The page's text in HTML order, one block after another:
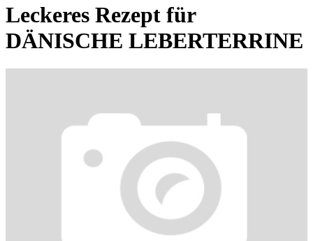
Leckeres Rezept für
DÄNISCHE LEBERTERRINE